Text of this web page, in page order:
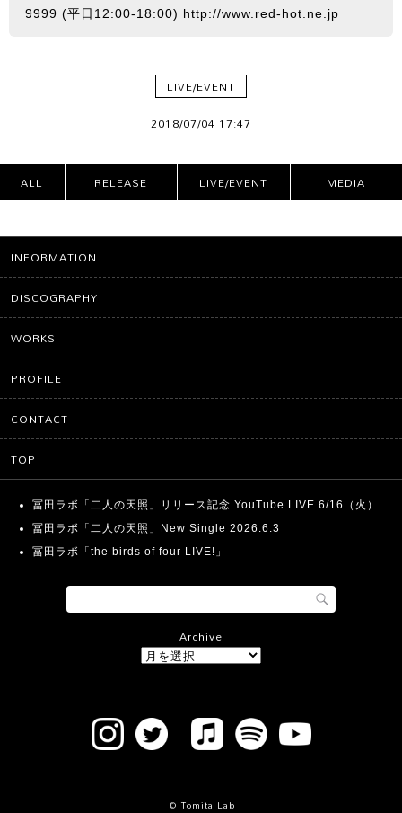
9999 (平日12:00-18:00) http://www.red-hot.ne.jp
LIVE/EVENT
2018/07/04 17:47
ALL
ORIES
RELEASE LIVE/EVENT MEDIA
INFORMATION
DISCOGRAPHY
WORKS
PROFILE
CONTACT
TOP
冨田ラボ「二人の天照」リリース記念 YouTube LIVE 6/16（火）
冨田ラボ「二人の天照」New Single 2026.6.3
冨田ラボ「the birds of four LIVE!」
Archive
© Tomita Lab